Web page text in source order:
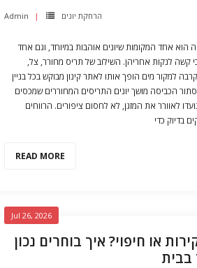
Admin הרחקת יונים
הוא אחד המקומות שיונים אוהבות במיוחד, וגם אחד
קשה לנקות אחריהן. השילוב של תריס מחורר, צל,
למקור מים הופך אותו לאתר קינון מבוקש בכל בניין
הכביסה מושך יונים התריסים המחוררים שמכסים
לאוורר את המזגן, לא לחסום ציפורים. הרווחים
בדיוק כדי
READ MORE
או חיפוי? איך בוחרים נכון
בבית
Jul 26, 2026